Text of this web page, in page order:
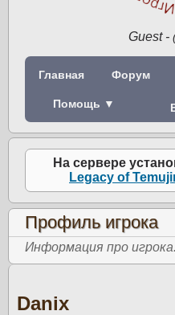
Guest-
Главная Форум
Помощь ▼
На сервере
Legacy of
Профиль игрока
Информация про игрока.
Danix